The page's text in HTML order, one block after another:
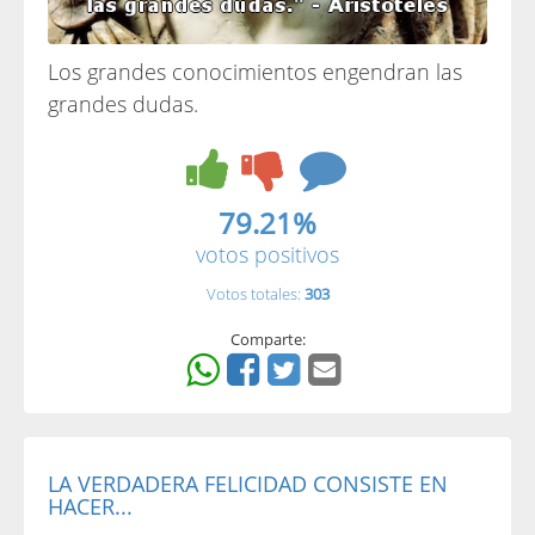
Los grandes conocimientos engendran las
grandes dudas.
79.21%
votos positivos
Votos totales: 303
Comparte:
LA VERDADERA FELICIDAD CONSISTE EN
HACER...